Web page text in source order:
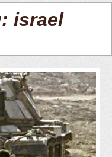
israel